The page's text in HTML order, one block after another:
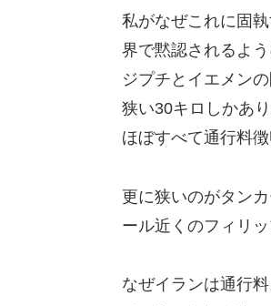
私がなぜこれに固
界で黙認されるよ
ジプチとイエメン
狭い30キロしかあ
ほぼすべて通行料
更に狭いのがタン
ール近くのフィリ
なぜイランは通行